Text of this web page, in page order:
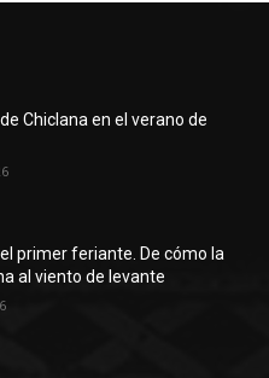
Chiclana en el verano de
primer feriante. De cómo la
al viento de levante